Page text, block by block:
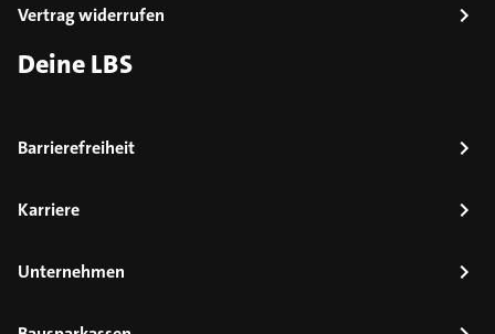
Vertrag widerrufen
Deine LBS
Barrierefreiheit
Karriere
Unternehmen